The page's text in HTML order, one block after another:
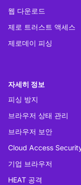
웹 다운로드
제로 트러스트 액세스
제로데이 피싱
자세히 정보
피싱 방지
브라우저 상태 관리
브라우저 보안
Cloud Access
기업 브라우저
HEAT 공격